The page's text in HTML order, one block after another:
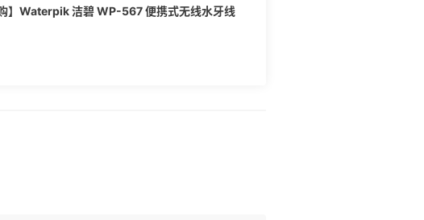
】Waterpik 洁碧 WP-567 便携式无线水牙线